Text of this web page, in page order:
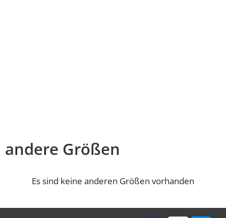
andere Größen
Es sind keine anderen Größen vorhanden